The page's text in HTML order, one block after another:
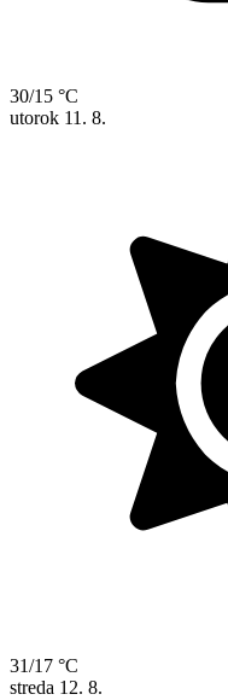
30/15 °C
utorok 11. 8.
31/17 °C
streda 12. 8.